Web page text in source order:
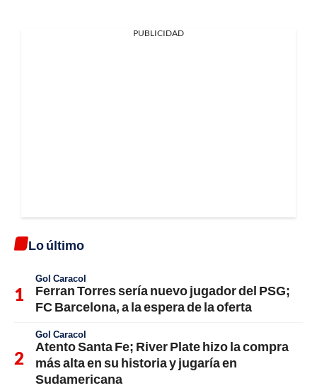
PUBLICIDAD
Lo último
Gol Caracol
Ferran Torres sería nuevo jugador del PSG;
FC Barcelona, a la espera de la oferta
Gol Caracol
Atento Santa Fe; River Plate hizo la compra
más alta en su historia y jugaría en
Sudamericana